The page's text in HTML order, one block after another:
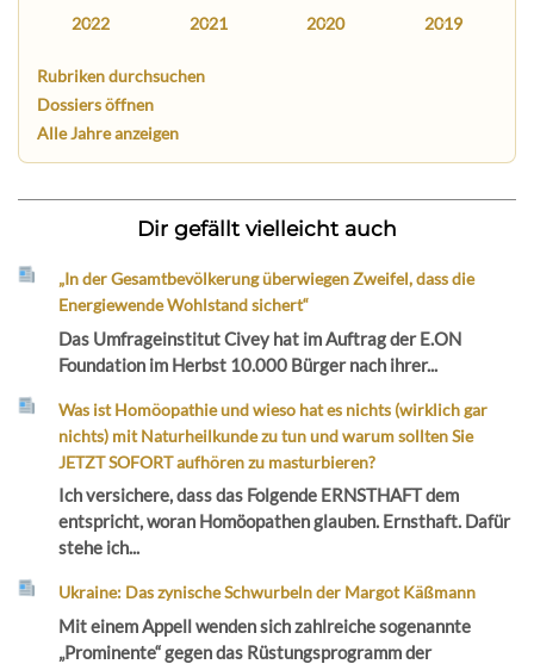
2022 2021 2020 2019
Rubriken durchsuchen
Dossiers öffnen
Alle Jahre anzeigen
Dir gefällt vielleicht auch
„In der Gesamtbevölkerung überwiegen Zweifel, dass die
Energiewende Wohlstand sichert“
Das Umfrageinstitut Civey hat im Auftrag der E.ON
Foundation im Herbst 10.000 Bürger nach ihrer...
Was ist Homöopathie und wieso hat es nichts (wirklich gar
nichts) mit Naturheilkunde zu tun und warum sollten Sie
JETZT SOFORT aufhören zu masturbieren?
Ich versichere, dass das Folgende ERNSTHAFT dem
entspricht, woran Homöopathen glauben. Ernsthaft. Dafür
stehe ich...
Ukraine: Das zynische Schwurbeln der Margot Käßmann
Mit einem Appell wenden sich zahlreiche sogenannte
„Prominente“ gegen das Rüstungsprogramm der